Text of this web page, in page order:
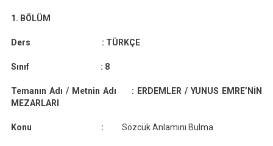
1. BÖLÜM
Ders : TÜRKÇE
Sınıf : 8
Temanın Adı / Metnin Adı : ERDEMLER / YUNUS EMRE’NİN
MEZARLARI
Konu : Sözcük Anlamını Bulma